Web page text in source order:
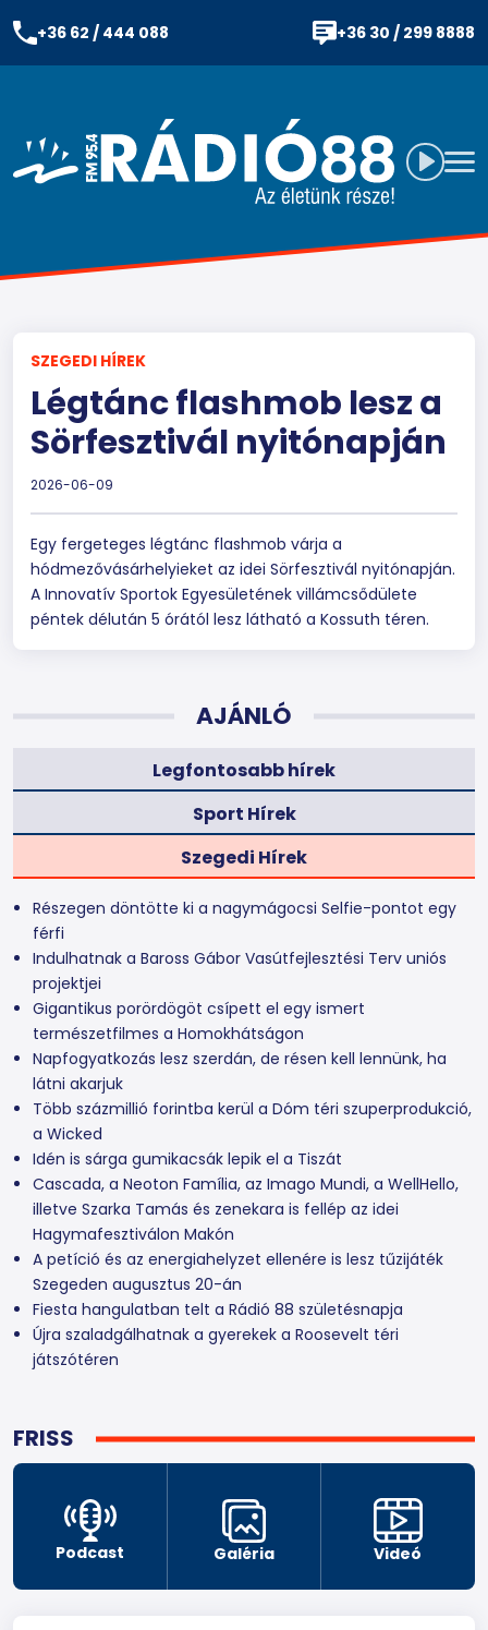
+36 62 / 444 088 +36 30 / 299 8888
FRISS
Podcast Galéria Videó
SZEGEDI HÍREK
Légtánc flashmob lesz a
Sörfesztivál nyitónapján
2026-06-09
Egy fergeteges légtánc flashmob várja a
hódmezővásárhelyieket az idei Sörfesztivál nyitónapján.
A Innovatív Sportok Egyesületének villámcsődülete
péntek délután 5 órától lesz látható a Kossuth téren.
AJÁNLÓ
Legfontosabb hírek
Sport Hírek
Szegedi Hírek
Részegen döntötte ki a nagymágocsi Selfie-pontot egy
férfi
Indulhatnak a Baross Gábor Vasútfejlesztési Terv uniós
projektjei
Gigantikus porördögöt csípett el egy ismert
természetfilmes a Homokhátságon
Napfogyatkozás lesz szerdán, de résen kell lennünk, ha
látni akarjuk
Több százmillió forintba kerül a Dóm téri szuperprodukció,
a Wicked
Idén is sárga gumikacsák lepik el a Tiszát
Cascada, a Neoton Família, az Imago Mundi, a WellHello,
illetve Szarka Tamás és zenekara is fellép az idei
Hagymafesztiválon Makón
A petíció és az energiahelyzet ellenére is lesz tűzijáték
Szegeden augusztus 20-án
Fiesta hangulatban telt a Rádió 88 születésnapja
Újra szaladgálhatnak a gyerekek a Roosevelt téri
játszótéren